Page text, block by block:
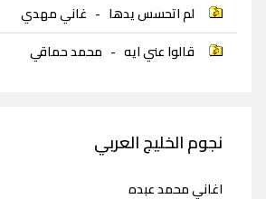
لم اتحسس يدها - غاني مهدي
قالوا عني ايه - محمد حماقي
نجوم الخليج العربي
اغاني محمد عبده